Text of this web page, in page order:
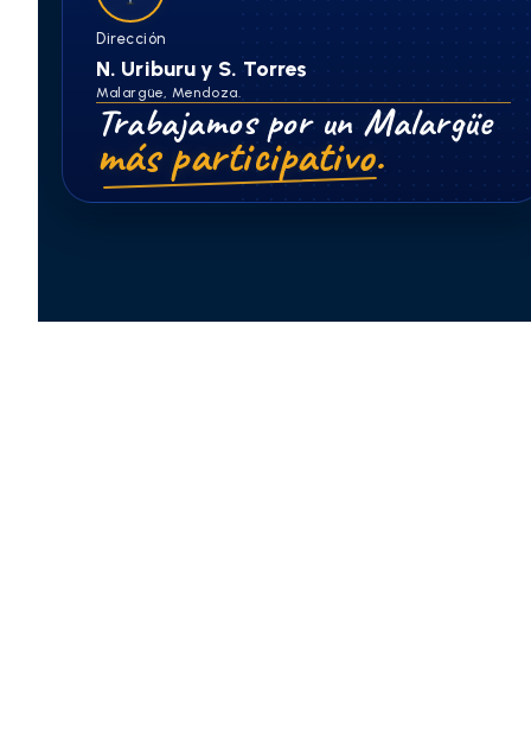
Dirección
N. Uriburu y S. Torres
Malargüe, Mendoza.
Trabajamos por un Malargüe
más participativo.